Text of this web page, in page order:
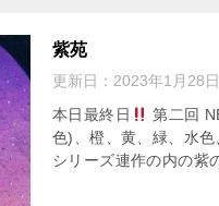
紫苑
更新日： 2023年1月28日
本日最終日
第二回
色)、橙、黄、緑、水
シリーズ連作の内の紫